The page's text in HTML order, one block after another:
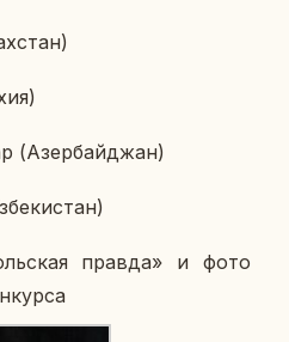
(Азер­бай­джан)
правда» и фото